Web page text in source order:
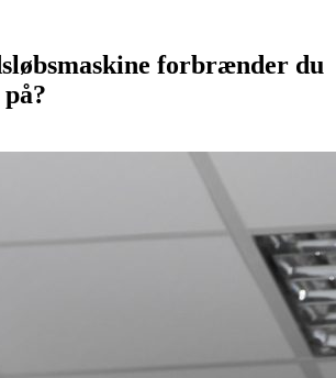
forbrænder du